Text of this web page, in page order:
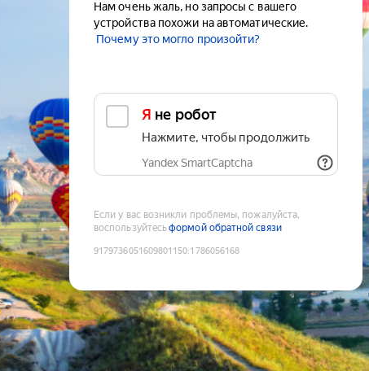
Нам очень жаль, но запросы с вашего
устройства похожи на автоматические.
Почему это могло произойти?
Я не робот
Нажмите, чтобы продолжить
Yandex SmartCaptcha
Если у вас возникли проблемы, пожалуйста,
воспользуйтесьформой обратной связи
9179736051609801150:1786056168